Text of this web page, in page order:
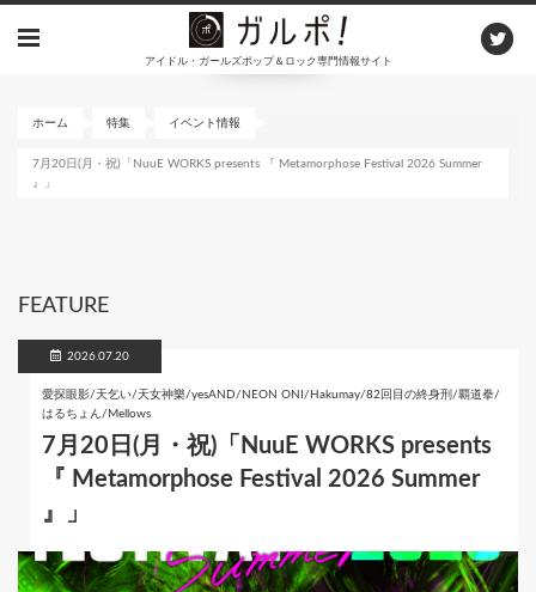
アイドル・ガールズポップ＆ロック専門情報サイト
ホーム 特集 イベント情報
7月20日(月・祝)「NuuE WORKS presents 『 Metamorphose Festival 2026 Summer
』」
FEATURE
2026.07.20
愛探眼影/天乞い/天女神樂/yesAND/NEON ONI/Hakumay/82回目の終身刑/覇道拳/
はるちょん/Mellows
7月20日(月・祝)「NuuE WORKS presents
『 Metamorphose Festival 2026 Summer
』」